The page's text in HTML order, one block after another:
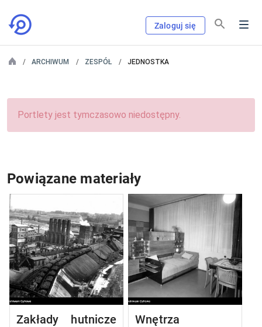
Zaloguj się
ARCHIWUM ZESPÓŁ JEDNOSTKA
Portlety jest tymczasowo niedostępny.
Powiązane materiały
Zakłady hutnicze
Wnętrza